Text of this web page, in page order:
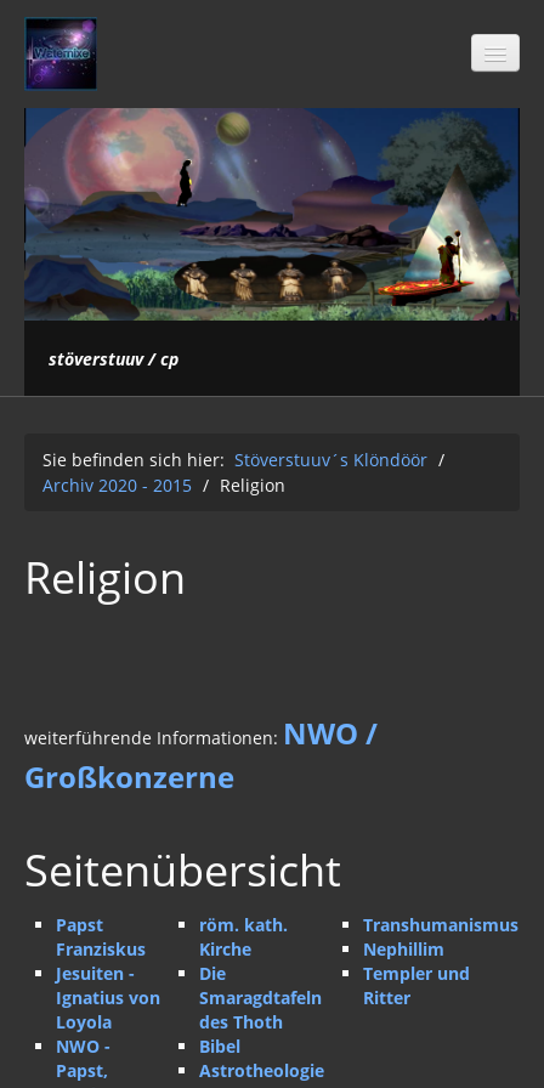
Stöverstuuv´s Klöndöör
Freimaurer
04-2021
Archiv 2020 - 2015
01-12-2Q2Q
Wasser 2019
Strahlung / 5 G
Gift zum Genozid
NWO - Papst, Jesuiten, Malteser,
röm. kath. Kirche
Die Smaragdtafeln des Thoth
Bibel
stöverstuuv / cp
Sie befinden sich hier: Stöverstuuv´s Klöndöör /
Archiv 2020 - 2015 / Religion
Religion
weiterführende Informationen: NWO /
Großkonzerne
Seitenübersicht
Papst
Franziskus
Jesuiten -
Ignatius von
Loyola
NWO -
Papst,
röm. kath.
Kirche
Die
Smaragdtafeln
des Thoth
Bibel
Astrotheologie
Transhumanismus
Nephillim
Templer und
Ritter